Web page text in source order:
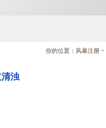
你的位置： 风暴注册 >
浊